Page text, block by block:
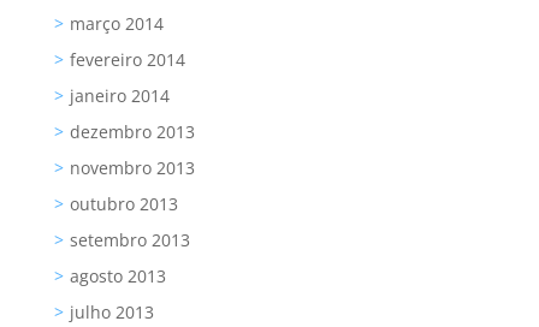
março 2014
fevereiro 2014
janeiro 2014
dezembro 2013
novembro 2013
outubro 2013
setembro 2013
agosto 2013
julho 2013